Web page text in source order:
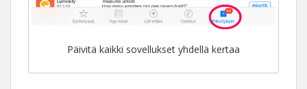
Päivitä kaikki sovellukset yhdellä kertaa